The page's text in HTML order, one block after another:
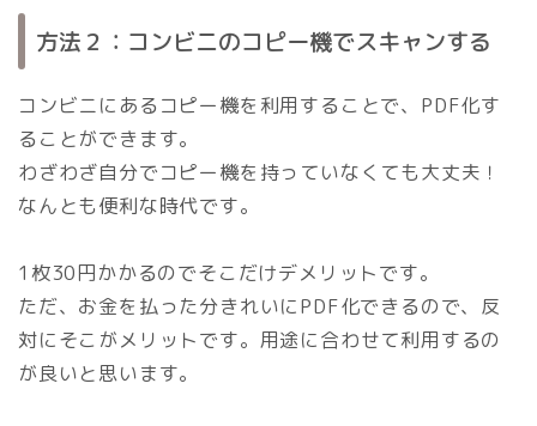
方法２：コンビニのコピー機でスキャンする
コンビニにあるコピー機を利用することで、PDF化す
ることができます。
わざわざ自分でコピー機を持っていなくても大丈夫！
なんとも便利な時代です。
1枚30円かかるのでそこだけデメリットです。
ただ、お金を払った分きれいにPDF化できるので、反
対にそこがメリットです。用途に合わせて利用するの
が良いと思います。